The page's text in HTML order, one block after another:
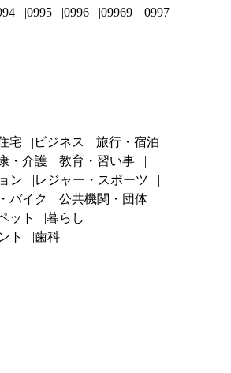
0995 0996 09969 0997
宅 ビジネス
旅行・宿泊
・介護
教育・習い事
ン
レジャー・スポーツ
バイク
公共機関・団体
ット
暮らし
ト
歯科